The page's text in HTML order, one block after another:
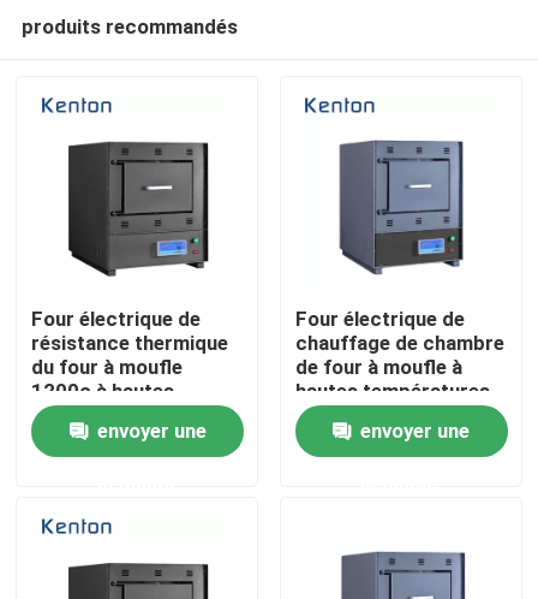
Accueil
Contacts
produits recommandés
Four électrique de
résistance thermique
du four à moufle
1200c à hautes
températures
envoyer une
Four électrique de
chauffage de chambre
de four à moufle à
hautes températures
du laboratoire 1200c
envoyer une